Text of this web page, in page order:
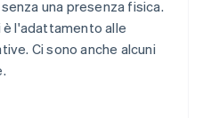
una presenza fisica.
l'adattamento alle
Ci sono anche alcuni